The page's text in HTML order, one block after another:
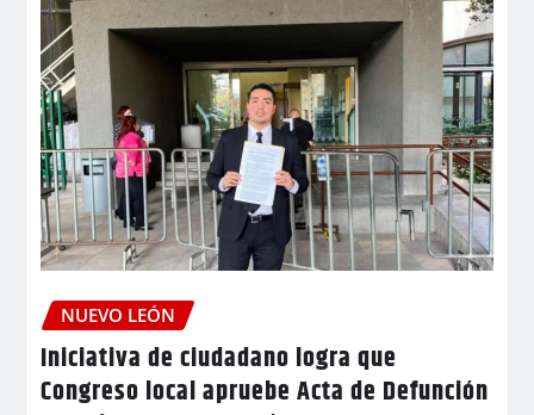
NUEVO LEÓN
Iniciativa de ciudadano logra que
Congreso local apruebe Acta de Defunción